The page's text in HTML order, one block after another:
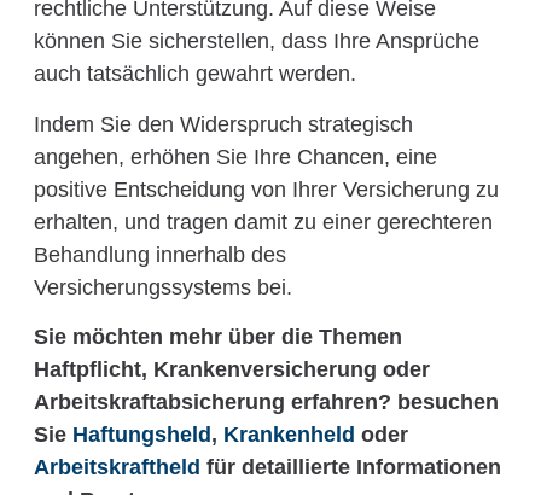
rechtliche Unterstützung. Auf diese Weise
können Sie sicherstellen, dass Ihre Ansprüche
auch tatsächlich gewahrt werden.
Indem Sie den Widerspruch strategisch
angehen, erhöhen Sie Ihre Chancen, eine
positive Entscheidung von Ihrer Versicherung zu
erhalten, und tragen damit zu einer gerechteren
Behandlung innerhalb des
Versicherungssystems bei.
Sie möchten mehr über die Themen
Haftpflicht, Krankenversicherung oder
Arbeitskraftabsicherung erfahren? besuchen
Sie Haftungsheld , Krankenheld oder
Arbeitskraftheld für detaillierte Informationen